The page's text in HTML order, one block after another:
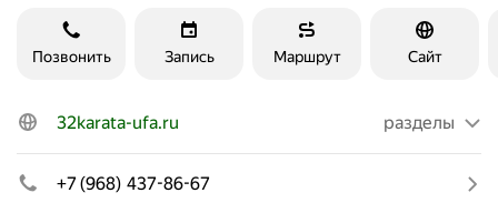
Позвонить Запись Маршрут Сайт
32karata-ufa.ru разделы
+7 (968) 437-86-67